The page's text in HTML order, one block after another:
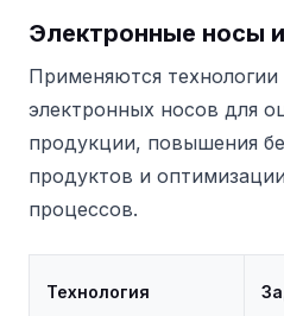
Электронные носы
Применяются
электронных носов для
продукции, повышения
продуктов и
процессов.
Технология